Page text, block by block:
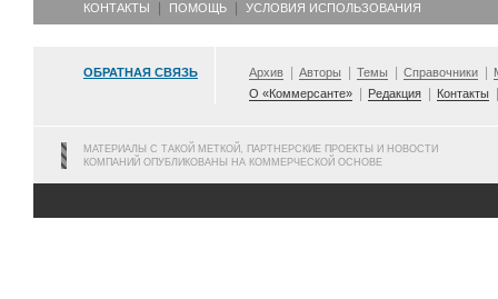
КОНТАКТЫ ПОМОЩЬ УСЛОВИЯ ИСПОЛЬЗОВАНИЯ
ОБРАТНАЯ СВЯЗЬ Архив Авторы Темы Справочники
О «Коммерсанте»
Редакция Контакты
МАТЕРИАЛЫ С ТАКОЙ МЕТКОЙ, ПАРТНЕРСКИЕ ПРОЕКТЫ И НОВОСТИ
КОМПАНИЙ ОПУБЛИКОВАНЫ НА КОММЕРЧЕСКОЙ ОСНОВЕ